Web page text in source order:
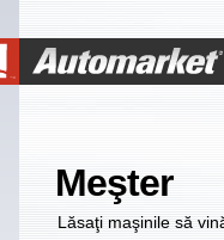
Meşter
Lăsaţi maşinile să